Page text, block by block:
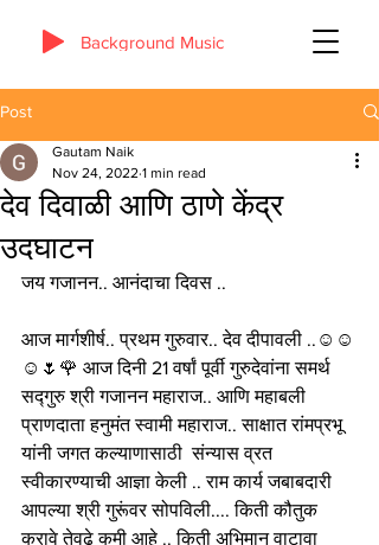
Background Music
Post
देव दिवाळी आणि ठाणे केंद्र
उदघाटन
Gautam Naik
Nov 24, 2022 1 min read
जय गजानन.. आनंदाचा दिवस ..
आज मार्गशीर्ष.. प्रथम गुरुवार.. देव दीपावली ..☺️☺️
☺️🌷🌹 आज दिनी 21 वर्षां पूर्वी गुरुदेवांना समर्थ
सद्गुरु श्री गजानन महाराज.. आणि महाबली
प्राणदाता हनुमंत स्वामी महाराज.. साक्षात रांमप्रभू
यांनी जगत कल्याणासाठी  संन्यास व्रत
स्वीकारण्याची आज्ञा केली .. राम कार्य जबाबदारी
आपल्या श्री गुरूंवर सोपविली.... किती कौतुक
करावे तेवढे कमी आहे .. किती अभिमान वाटावा